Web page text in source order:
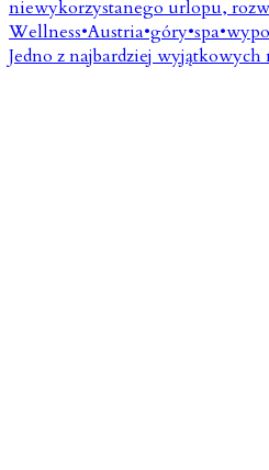
Jedno z najbardziej